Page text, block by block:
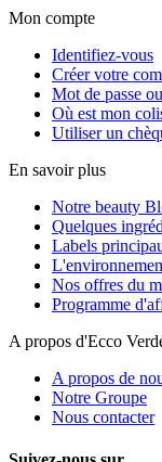
Mon compte
Identifiez-vous
Créer votre
Mot de passe
Où est mon
Utiliser un
En savoir plus
Notre beauty
Quelques
Labels
Nos offres du
Programme
A propos d'Ecco
A propos de
Notre Groupe
Nous contacter